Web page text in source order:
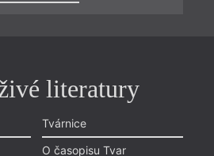
literatury
Tvárnice
O časopisu Tvar